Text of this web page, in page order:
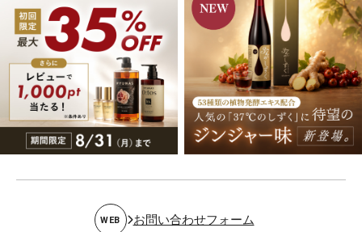
WEB お問い合わせフォーム